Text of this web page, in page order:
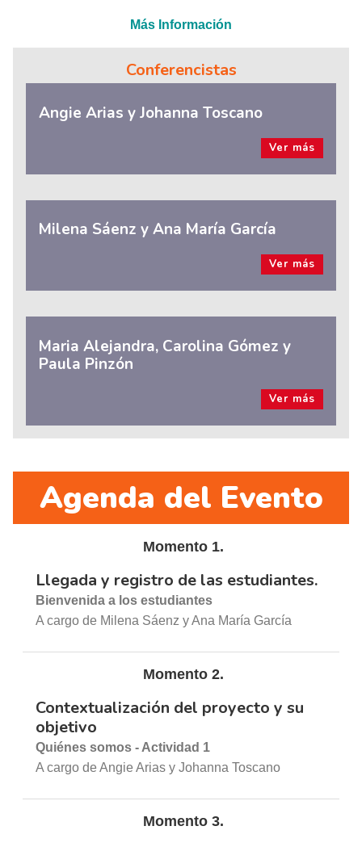
Más Información
Conferencistas
Angie Arias y Johanna Toscano
Ver más
Milena Sáenz y Ana María García
Ver más
Maria Alejandra, Carolina Gómez y
Paula Pinzón
Ver más
Agenda del Evento
Momento 1.
Llegada y registro de las estudiantes.
Bienvenida a los estudiantes
A cargo de Milena Sáenz y Ana María García
Momento 2.
Contextualización del proyecto y su
objetivo
Quiénes somos - Actividad 1
A cargo de Angie Arias y Johanna Toscano
Momento 3.